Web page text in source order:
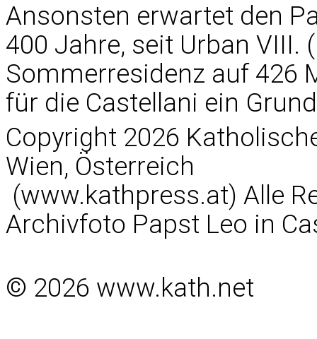
Ansonsten erwartet den
400 Jahre, seit Urban VIII.
Sommerresidenz auf 426
für die Castellani ein
Copyright 2026
Wien, Österreich
(www.kathpress.at) Alle
Archivfoto Papst Leo in
© 2026 www.kath.net